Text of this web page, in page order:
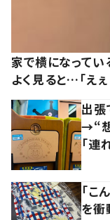
家で横になってい
よく見ると…「えぇ
出
→“想
「連
「こ
を衝